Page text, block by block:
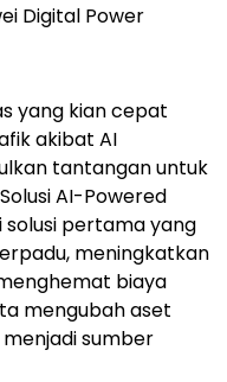
Digital Power
yang kian cepat
akibat AI
tantangan untuk
AI-Powered
solusi pertama yang
meningkatkan
biaya
mengubah aset
sumber